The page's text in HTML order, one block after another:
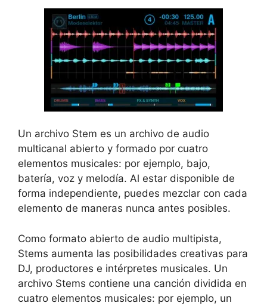
Un archivo Stem es un archivo de audio
multicanal abierto y formado por cuatro
elementos musicales: por ejemplo, bajo,
batería, voz y melodía. Al estar disponible de
forma independiente, puedes mezclar con cada
elemento de maneras nunca antes posibles.
Como formato abierto de audio multipista,
Stems aumenta las posibilidades creativas para
DJ, productores e intérpretes musicales. Un
archivo Stems contiene una canción dividida en
cuatro elementos musicales: por ejemplo, un